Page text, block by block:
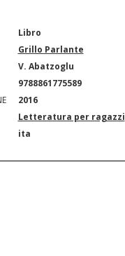
Libro
Grillo Parlante
V. Abatzoglu
9788861775589
2016
Letteratura per ragazzi
ita